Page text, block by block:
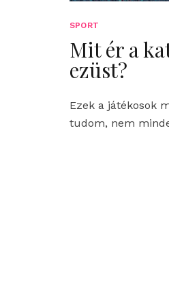
SPORT
Mit ér a
ezüst?
Ezek a játékosok
tudom, nem